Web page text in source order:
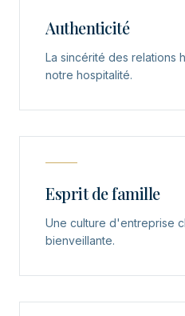
Authenticité
La sincérité des relations
notre hospitalité.
Esprit de famille
Une culture d'entreprise
bienveillante.